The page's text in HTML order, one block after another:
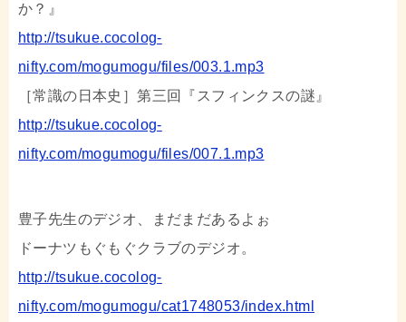
か？』
http://tsukue.cocolog-
nifty.com/mogumogu/files/003.1.mp3
［常識の日本史］第三回『スフィンクスの謎』
http://tsukue.cocolog-
nifty.com/mogumogu/files/007.1.mp3
豊子先生のデジオ、まだまだあるよぉ
ドーナツもぐもぐクラブのデジオ。
http://tsukue.cocolog-
nifty.com/mogumogu/cat1748053/index.html